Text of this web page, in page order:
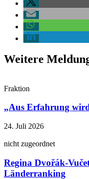
Weitere
Fraktion
„Aus Erfahrung
24. Juli 2026
nicht zugeordnet
Regina Dvořák-
Länderranking